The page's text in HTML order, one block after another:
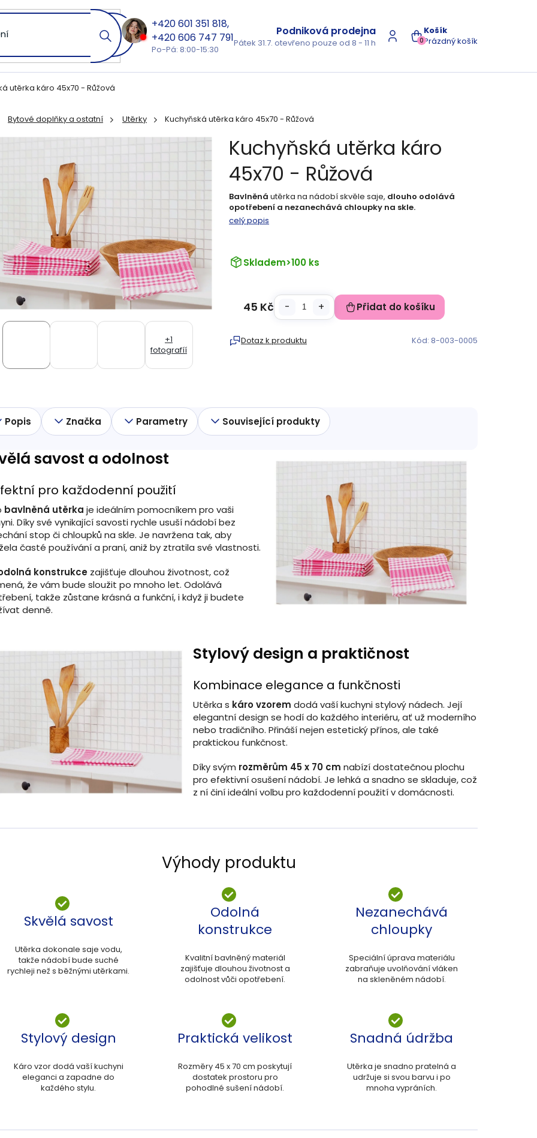
NÁKUPNÍ
Prázdný košík
0
601 351 818
606 747 791
Po-Pá: 8:00-15:30
Podniková prodejna
Pátek 31.7. otevřeno pouze od 8 - 11 h
utěrka káro 45x70 - Růžová
Bytové doplňky a ostatní Utěrky Kuchyňská utěrka káro 45x70 - Růžová
+1
fotografíí
Skladem>100 ks
Bavlněná utěrka na nádobí skvěle saje, dlouho odolává
opotřebení a nezanechává chloupky na skle.
celý popis
Dotaz k produktu Kód: 8-003-0005
Kuchyňská utěrka káro
45x70 - Růžová
45 Kč Přidat do košíku
Popis Značka Parametry Související produkty
savost a odolnost
pro každodenní použití
bavlněná utěrka je ideálním pomocníkem pro vaši
Díky své vynikající savosti rychle usuší nádobí bez
stop či chloupků na skle. Je navržena tak, aby
časté používání a praní, aniž by ztratila své vlastnosti.
konstrukce zajišťuje dlouhou životnost, což
že vám bude sloužit po mnoho let. Odolává
takže zůstane krásná a funkční, i když ji budete
denně.
Stylový design a praktičnost
Kombinace elegance a funkčnosti
Utěrka s káro vzorem dodá vaší kuchyni stylový nádech. Její
elegantní design se hodí do každého interiéru, ať už moderního
nebo tradičního. Přináší nejen estetický přínos, ale také
praktickou funkčnost.
Díky svým rozměrům 45 x 70 cm nabízí dostatečnou plochu
pro efektivní osušení nádobí. Je lehká a snadno se skladuje, což
z ní činí ideální volbu pro každodenní použití v domácnosti.
Výhody produktu
Skvělá savost
Utěrka dokonale saje vodu,
takže nádobí bude suché
rychleji než s běžnými utěrkami.
Odolná
konstrukce
Kvalitní bavlněný materiál
zajišťuje dlouhou životnost a
odolnost vůči opotřebení.
Nezanechává
chloupky
Speciální úprava materiálu
zabraňuje uvolňování vláken
na skleněném nádobí.
Stylový design
Káro vzor dodá vaší kuchyni
eleganci a zapadne do
každého stylu.
Praktická velikost
Rozměry 45 x 70 cm poskytují
dostatek prostoru pro
pohodlné sušení nádobí.
Snadná údržba
Utěrka je snadno pratelná a
udržuje si svou barvu i po
mnoha vypráních.